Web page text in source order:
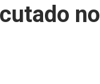
no